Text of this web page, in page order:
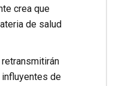
crea que
de salud
de